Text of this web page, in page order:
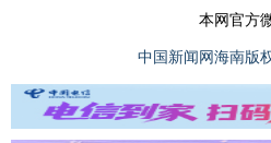
本网官方
中国新闻网海南版